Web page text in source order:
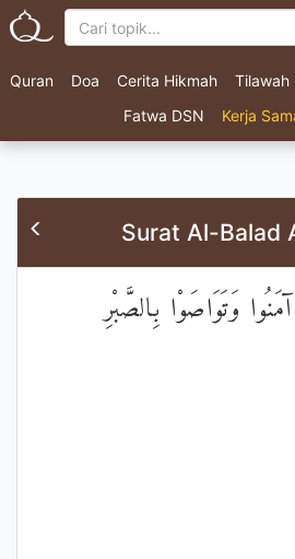
Quran Doa Cerita Hikmah Tilawah
Fatwa DSN
Kerja
Surat Al-Balad
وَتَوَاصَوْا بِالصَّبْرِ